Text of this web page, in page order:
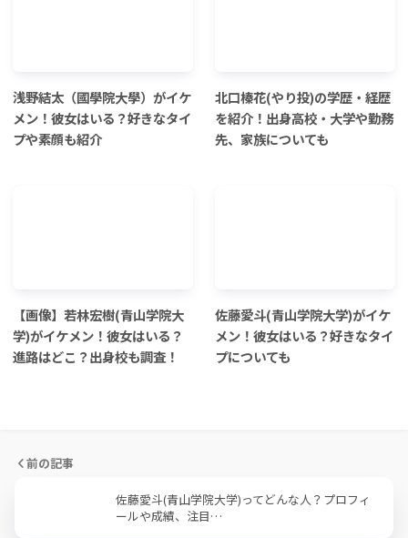
浅野結太（國學院大學）がイケ
メン！彼女はいる？好きなタイ
プや素顔も紹介
北口榛花(やり投)の学歴・経歴
を紹介！出身高校・大学や勤務
先、家族についても
【画像】若林宏樹(青山学院大
学)がイケメン！彼女はいる？
進路はどこ？出身校も調査！
佐藤愛斗(青山学院大学)がイケ
メン！彼女はいる？好きなタイ
プについても
前の記事
佐藤愛斗(青山学院大学)ってどんな人？プロフィ
ールや成績、注目…